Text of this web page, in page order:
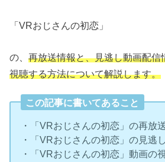
「VRおじさんの初恋」
の、再放送情報と、見逃し動画配信
視聴する方法について解説します。
この記事に書いてあること
・「VRおじさんの初恋」の再放
・「VRおじさんの初恋」の見逃
・「VRおじさんの初恋」動画の